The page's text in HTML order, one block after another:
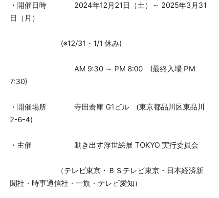
・開催日時 2024年12月21日（土）～ 2025年3月31
日（月）
(※12/31・1/1 休み)
AM 9:30 ～ PM 8:00 (最終入場 PM
7:30)
・開催場所 寺田倉庫 G1ビル (東京都品川区東品川
2-6-4)
・主催 動き出す浮世絵展 TOKYO 実行委員会
（テレビ東京・ＢＳテレビ東京・日本経済新
聞社・時事通信社・一旗・テレビ愛知）